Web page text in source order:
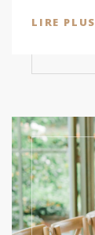
LIRE PLUS